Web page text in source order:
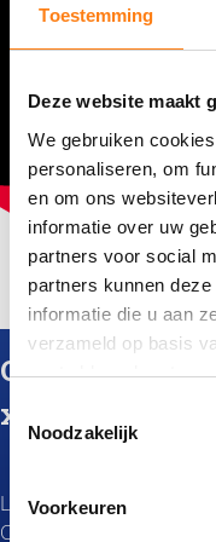
Toestemming
Deze website maakt
We gebruiken
personaliseren, om
en om ons
informatie over uw
partners voor social
partners kunnen
informatie die u aan
verzameld op basis
gaat akkoord met
T
t
Noodzakelijk
Voorkeuren
Oplossing in
xECM voor
Lees hoe u
OpenText Content